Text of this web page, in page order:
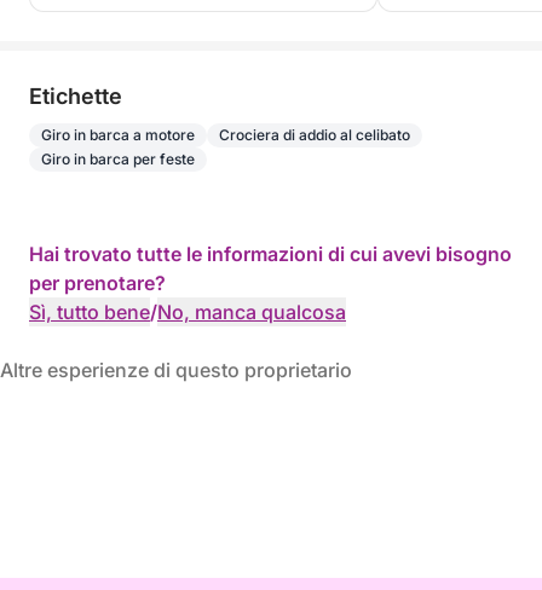
Etichette
Giro in barca a motore
Crociera di addio al celibato
Giro in barca per feste
Hai trovato tutte le informazioni di cui avevi bisogno
per prenotare?
Sì, tutto bene/No, manca qualcosa
Altre esperienze di questo proprietario